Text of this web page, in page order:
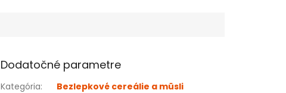
Dodatočné parametre
Kategória:
Bezlepkové cereálie a müsli